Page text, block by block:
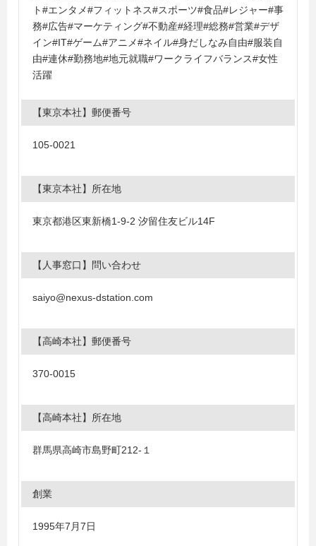
ト#エンタメ#フィットネス#スポーツ#食品#レジャー#事
務#広告#マーケティング#不動産#経理#総務#営業#デザ
イン#IT#ゲーム#アニメ#ネイル#身だしなみ自由#服装自
由#連休#勤務地#地元就職#ワークライフバランス#女性
活躍
【東京本社】郵便番号
105-0021
【東京本社】所在地
東京都港区東新橋1-9-2 汐留住友ビル14F
【人事窓口】問い合わせ
saiyo@nexus-dstation.com
【高崎本社】郵便番号
370-0015
【高崎本社】所在地
群馬県高崎市島野町212-１
創業
1995年7月7日